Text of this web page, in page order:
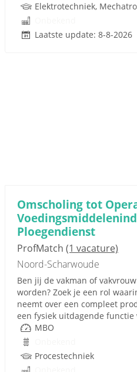
Elektrotechniek,
Laatste update: 8-8-2026
Omscholing tot
Ploegendienst
ProfMatch (1 vacature)
Noord-Scharwoude
Ben jij de vakman of
worden? Zoek je een rol
neemt over een compleet
een fysiek uitdagende functie
MBO
Procestechniek